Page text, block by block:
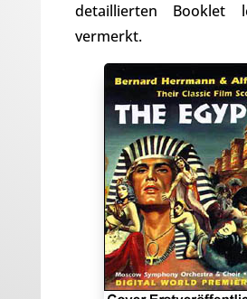
detaillierten Booklet
vermerkt.